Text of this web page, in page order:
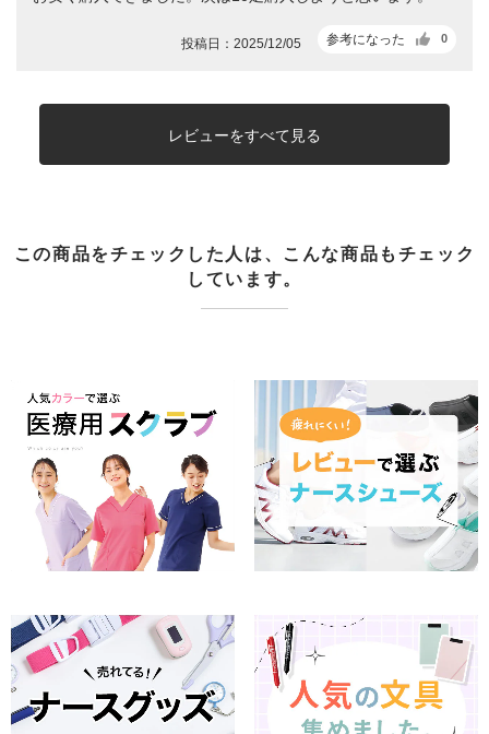
参考になった 0
投稿日：2025/12/05
レビューをすべて見る
この商品をチェックした人は、こんな商品もチェック
しています。